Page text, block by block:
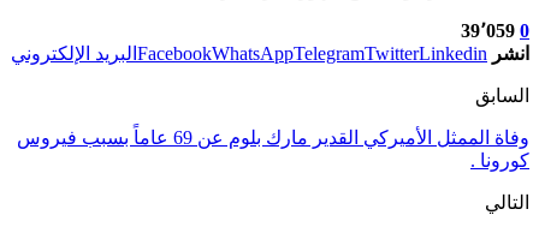
0 39٬059
انشر
FacebookWhatsAppTelegramTwitterLinkedin البريد الإلكتروني
السابق
وفاة الممثل الأميركي القدير مارك بلوم عن 69 عاماً بسبب فيروس
كورونا .
التالي